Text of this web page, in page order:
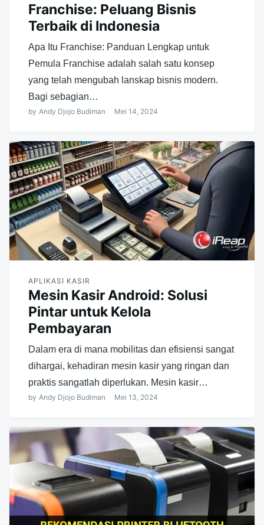
Franchise: Peluang Bisnis
Terbaik di Indonesia
Apa Itu Franchise: Panduan Lengkap untuk
Pemula Franchise adalah salah satu konsep
yang telah mengubah lanskap bisnis modern.
Bagi sebagian…
by Andy Djojo Budiman Mei 14, 2024
APLIKASI KASIR
Mesin Kasir Android: Solusi
Pintar untuk Kelola
Pembayaran
Dalam era di mana mobilitas dan efisiensi sangat
dihargai, kehadiran mesin kasir yang ringan dan
praktis sangatlah diperlukan. Mesin kasir…
by Andy Djojo Budiman Mei 13, 2024